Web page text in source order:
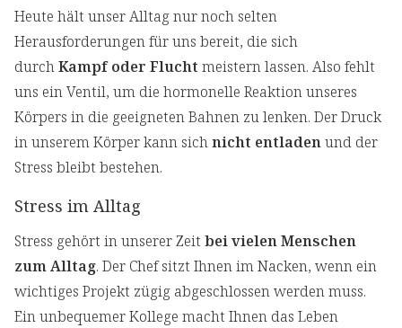
Heute hält unser Alltag nur noch selten
Herausforderungen für uns bereit, die sich
durchKampf oder Flucht meistern lassen. Also fehlt
uns ein Ventil, um die hormonelle Reaktion unseres
Körpers in die geeigneten Bahnen zu lenken. Der Druck
in unserem Körper kann sichnicht entladenund der
Stress bleibt bestehen.
Stress im Alltag
Stress gehört in unserer Zeit bei vielen Menschen
zum Alltag. Der Chef sitzt Ihnen im Nacken, wenn ein
wichtiges Projekt zügig abgeschlossen werden muss.
Ein unbequemer Kollege macht Ihnen das Leben